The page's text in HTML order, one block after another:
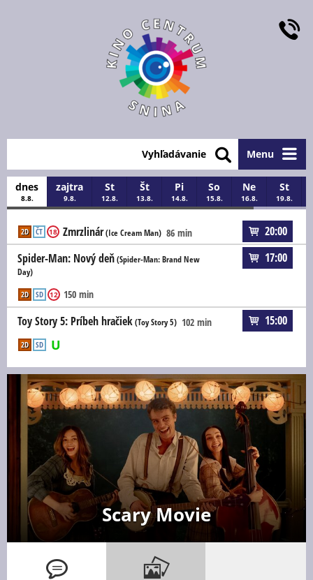
Menu
Vyhľadávanie
dnes
8.8.
zajtra
9.8.
St
12.8.
Št
13.8.
Pi
14.8.
So
15.8.
Ne
16.8.
St
19.8.
Zmrzlinár(Ice Cream Man) 86 min
2D ČT 18
20:00
Spider-Man: Nový deň(Spider-Man: Brand New
Day)
150 min
2D SD 12
17:00
Toy Story 5: Príbeh hračiek(Toy Story 5) 102 min
2D SD
15:00
Scary Movie